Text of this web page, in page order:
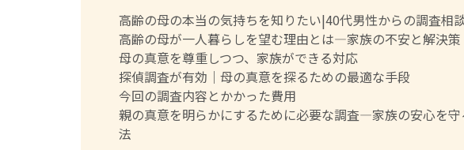
高齢の母の本当の気持ちを知りたい|40代男性からの調査相
高齢の母が一人暮らしを望む理由とは—家族の不安と解決策
母の真意を尊重しつつ、家族ができる対応
探偵調査が有効｜母の真意を探るための最適な手段
今回の調査内容とかかった費用
親の真意を明らかにするために必要な調査―家族の安心を守
法